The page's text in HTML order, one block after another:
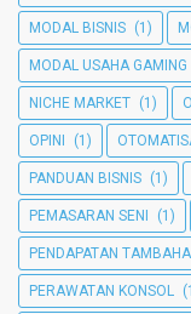
MODAL BISNIS (1)
MODAL USAHA GAMING
NICHE MARKET (1)
OPINI (1)
PANDUAN BISNIS (1)
PEMASARAN SENI (1)
PENDAPATAN
PERAWATAN KONSOL